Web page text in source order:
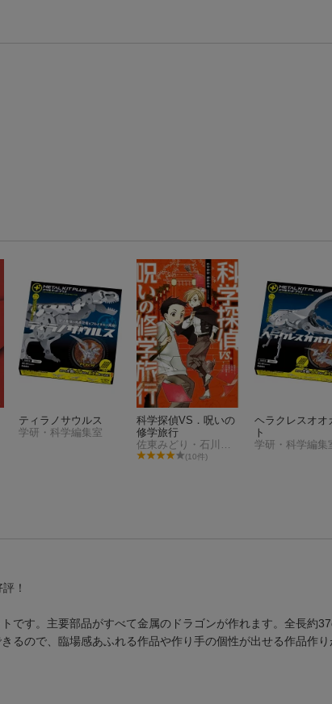
ティラノサウルス
学研・科学編集室
科学探偵VS．呪いの
修学旅行
(10件)
ヘラクレスオオ
ト
学研・科学編集
！
です。主要部品がすべて金属のドラゴンが作れます。全長約
るので、臨場感あふれる作品や作り手の個性が出せる作品作